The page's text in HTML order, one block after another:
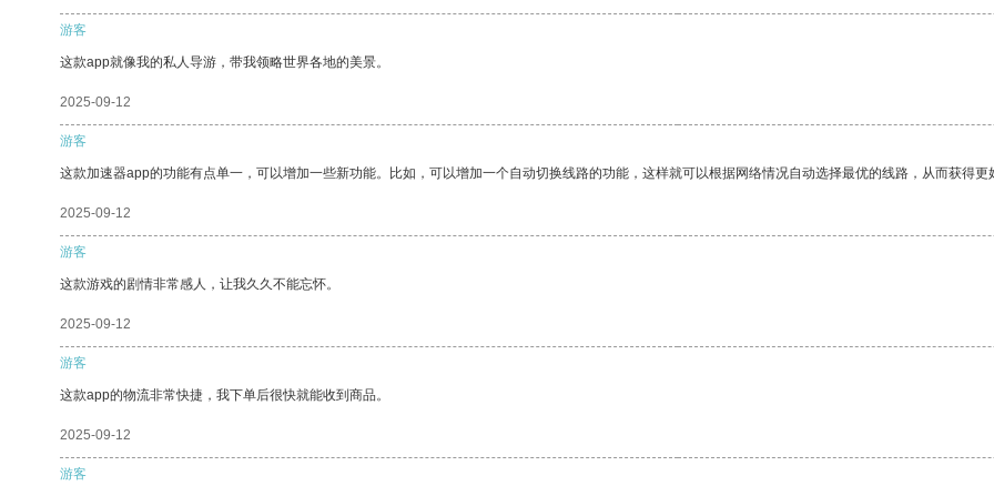
游客
这款app就像我的私人导游，带我领略世界各地的美景。
2025-09-12
游客
这款加速器app的功能有点单一，可以增加一些新功能。比如，可以增加一个自动切换线路的功能，这样就可以根据网络情况自动选择最优的线路，从而获得更
2025-09-12
游客
这款游戏的剧情非常感人，让我久久不能忘怀。
2025-09-12
游客
这款app的物流非常快捷，我下单后很快就能收到商品。
2025-09-12
游客